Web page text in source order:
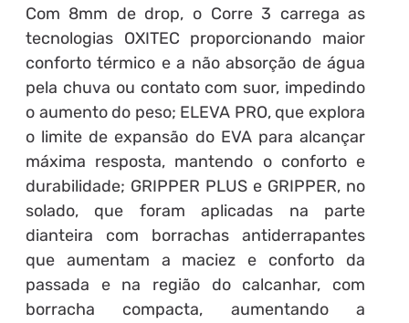
Com 8mm de drop, o Corre 3 carrega as
tecnologias OXITEC proporcionando maior
conforto térmico e a não absorção de água
pela chuva ou contato com suor, impedindo
o aumento do peso; ELEVA PRO, que explora
o limite de expansão do EVA para alcançar
máxima resposta, mantendo o conforto e
durabilidade; GRIPPER PLUS e GRIPPER, no
solado, que foram aplicadas na parte
dianteira com borrachas antiderrapantes
que aumentam a maciez e conforto da
passada e na região do calcanhar, com
borracha compacta, aumentando a